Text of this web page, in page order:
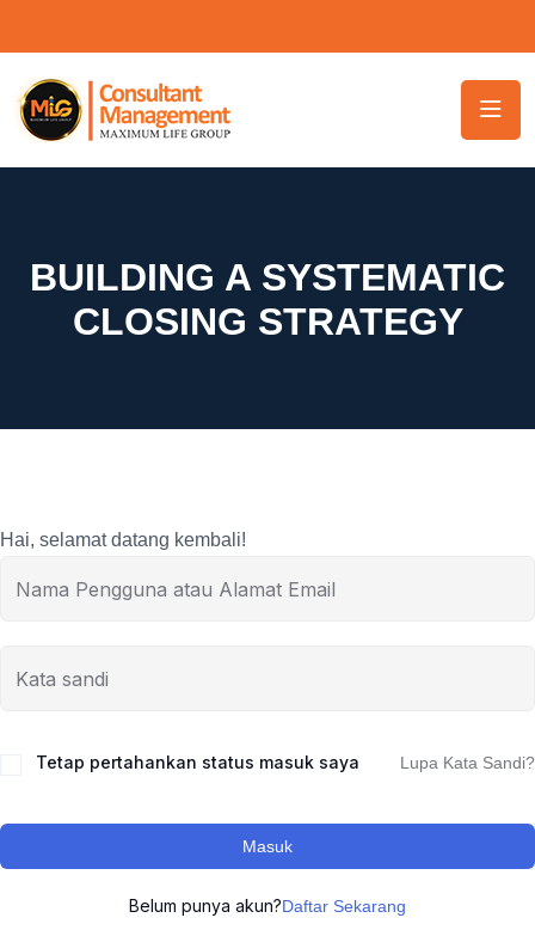
BUILDING A SYSTEMATIC
CLOSING STRATEGY
Hai, selamat datang kembali!
Tetap pertahankan status masuk saya Lupa Kata Sandi?
Masuk
Belum punya akun?Daftar Sekarang